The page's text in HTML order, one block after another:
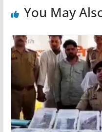
You May